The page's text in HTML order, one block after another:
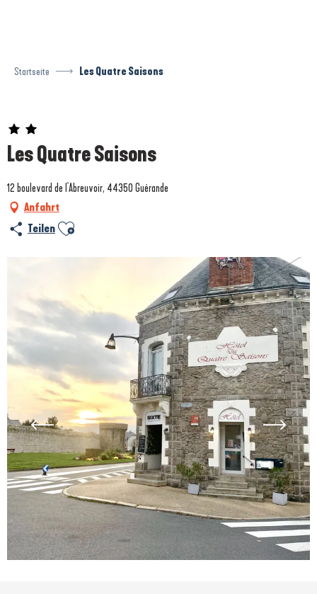
Startseite Les Quatre Saisons
Les Quatre Saisons
Prestataire engagé dans une démarche environnementale
12 boulevard de l'Abreuvoir, 44350 Guérande
Anfahrt
Teilen Ajouter aux favoris